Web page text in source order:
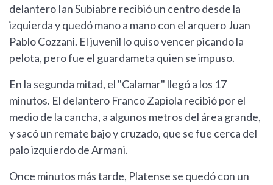
delantero Ian Subiabre recibió un centro desde la
izquierda y quedó mano a mano con el arquero Juan
Pablo Cozzani. El juvenil lo quiso vencer picando la
pelota, pero fue el guardameta quien se impuso.
En la segunda mitad, el "Calamar" llegó a los 17
minutos. El delantero Franco Zapiola recibió por el
medio de la cancha, a algunos metros del área grande,
y sacó un remate bajo y cruzado, que se fue cerca del
palo izquierdo de Armani.
Once minutos más tarde, Platense se quedó con un